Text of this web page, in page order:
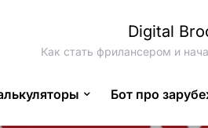
Digital
Как стать фрилансером и
Бот про